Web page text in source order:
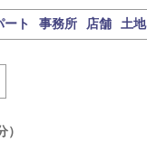
ート 事務所 店舗 土地